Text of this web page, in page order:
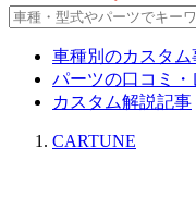
車種別のカスタム
パーツの口コミ・
カスタム解説記事
CARTUNE